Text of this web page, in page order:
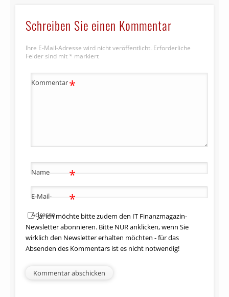
Schreiben Sie einen Kommentar
Ihre E-Mail-Adresse wird nicht veröffentlicht. Erforderliche
Felder sind mit * markiert
Kommentar*
Name *
E-Mail-
Adresse
*
Ja, ich möchte bitte zudem den IT Finanzmagazin-
Newsletter abonnieren. Bitte NUR anklicken, wenn Sie
wirklich den Newsletter erhalten möchten - für das
Absenden des Kommentars ist es nicht notwendig!